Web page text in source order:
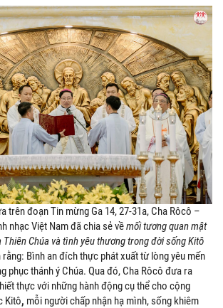
trên đoạn Tin mừng Ga 14, 27-31a, Cha Rôcô –
nhạc Việt Nam đã chia sẻ vềmối tương quan mật
Chúa và tình yêu thương trong đời sống Kitô
rằng: Bình an đích thực phát xuất từ lòng yêu mến
phục thánh ý Chúa. Qua đó, Cha Rôcô đưa ra
thực với những hành động cụ thể cho cộng
Kitô, mỗi người chấp nhận hạ mình, sống khiêm